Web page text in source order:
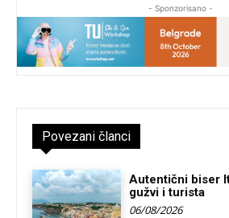
- Sponzorisano -
Povezani članci
Autentični biser
gužvi i turista
06/08/2026